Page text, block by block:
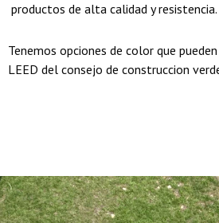
productos de alta calidad y
Tenemos opciones de color que
LEED del consejo de construccion